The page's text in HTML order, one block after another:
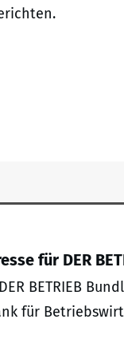
für DER
BETRIEB
für